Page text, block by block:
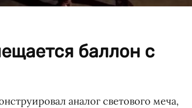
баллон с
аналог светового меча,